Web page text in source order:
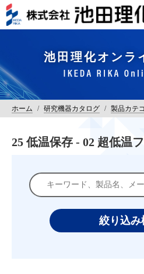
池田理化オンラ
ホーム / 研究機器カタログ / 製品カテ
25 低温保存 - 02 超低温